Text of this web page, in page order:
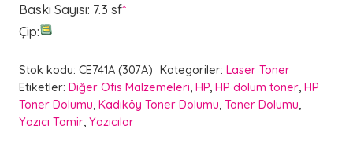
Baskı Sayısı: 7.3 sf*
Çip:
Stok kodu: CE741A (307A) Kategoriler: Laser Toner
Etiketler: Diğer Ofis Malzemeleri HP HP dolum toner HP
Toner Dolumu Kadıköy Toner Dolumu Toner Dolumu
Yazıcı Tamir Yazıcılar